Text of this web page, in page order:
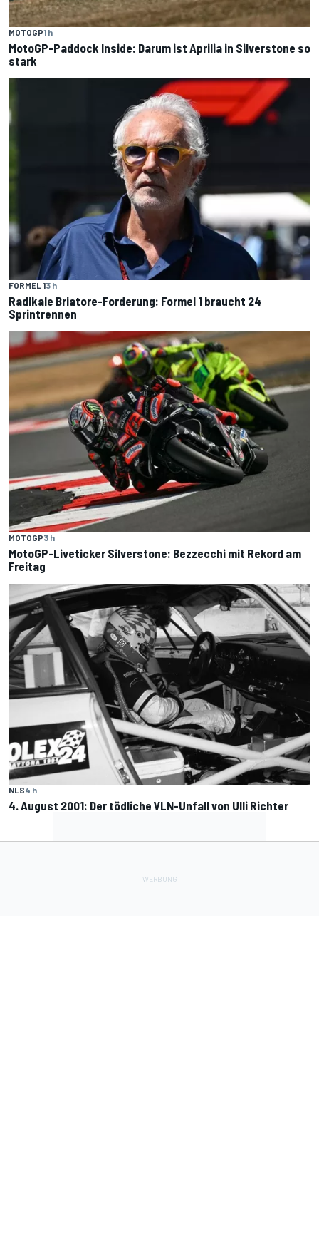
MOTOGP1 h
MotoGP-Paddock Inside: Darum ist Aprilia in Silverstone so
stark
FORMEL 13 h
Radikale Briatore-Forderung: Formel 1 braucht 24
Sprintrennen
MOTOGP3 h
MotoGP-Liveticker Silverstone: Bezzecchi mit Rekord am
Freitag
NLS4 h
4. August 2001: Der tödliche VLN-Unfall von Ulli Richter